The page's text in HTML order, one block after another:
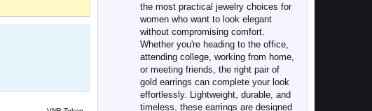
the most practical jewelry choices for
women who want to look elegant
without compromising comfort.
Whether you're heading to the office,
attending college, working from home,
or meeting friends, the right pair of
gold earrings can complete your look
effortlessly. Lightweight, durable, and
timeless, these earrings are designed